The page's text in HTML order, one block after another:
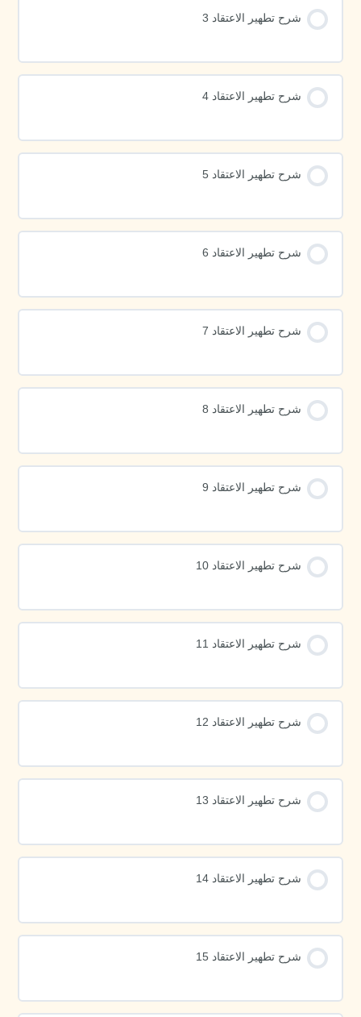
شرح تطهير الاعتقاد 3
شرح تطهير الاعتقاد 4
شرح تطهير الاعتقاد 5
شرح تطهير الاعتقاد 6
شرح تطهير الاعتقاد 7
شرح تطهير الاعتقاد 8
شرح تطهير الاعتقاد 9
شرح تطهير الاعتقاد 10
شرح تطهير الاعتقاد 11
شرح تطهير الاعتقاد 12
شرح تطهير الاعتقاد 13
شرح تطهير الاعتقاد 14
شرح تطهير الاعتقاد 15